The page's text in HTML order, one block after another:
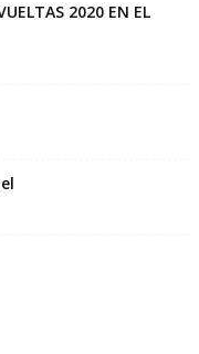
2020 EN EL